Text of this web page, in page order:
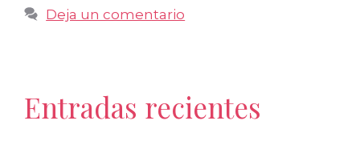
Deja un comentario
Entradas recientes